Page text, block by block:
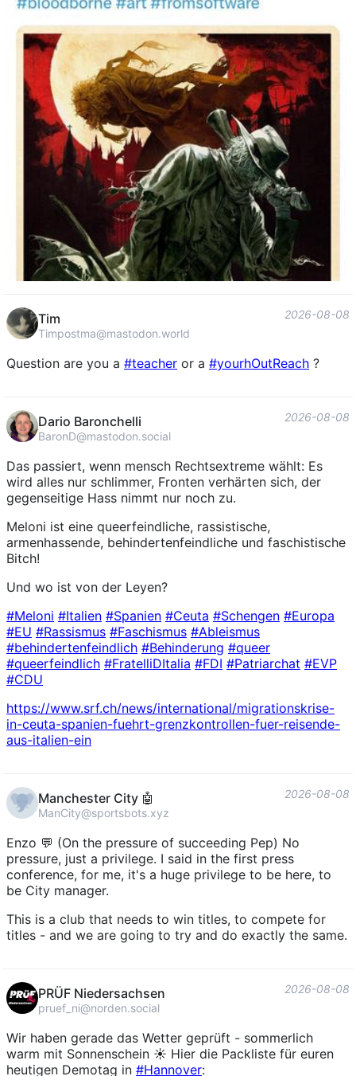
Tim
Timpostma@mastodon.world
2026-08-08
Question are you a #teacher or a #yourhOutReach ?
Dario Baronchelli
BaronD@mastodon.social
2026-08-08
Das passiert, wenn mensch Rechtsextreme wählt: Es
wird alles nur schlimmer, Fronten verhärten sich, der
gegenseitige Hass nimmt nur noch zu.
Meloni ist eine queerfeindliche, rassistische,
armenhassende, behindertenfeindliche und faschistische
Bitch!
Und wo ist von der Leyen?
#Meloni #Italien #Spanien #Ceuta #Schengen #Europa
#EU #Rassismus #Faschismus #Ableismus
#behindertenfeindlich #Behinderung #queer
#queerfeindlich #FratelliDItalia #FDI #Patriarchat #EVP
#CDU
https://www.srf.ch/news/international/migrationskrise-
in-ceuta-spanien-fuehrt-grenzkontrollen-fuer-reisende-
aus-italien-ein
Manchester City 🤖
ManCity@sportsbots.xyz
2026-08-08
Enzo 💬 (On the pressure of succeeding Pep) No
pressure, just a privilege. I said in the first press
conference, for me, it's a huge privilege to be here, to
be City manager.
This is a club that needs to win titles, to compete for
titles - and we are going to try and do exactly the same.
PRÜF Niedersachsen
pruef_ni@norden.social
2026-08-08
Wir haben gerade das Wetter geprüft - sommerlich
warm mit Sonnenschein ☀️ Hier die Packliste für euren
heutigen Demotag in #Hannover: